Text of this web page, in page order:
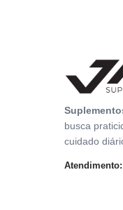
busca
cuidado
Atendimento: